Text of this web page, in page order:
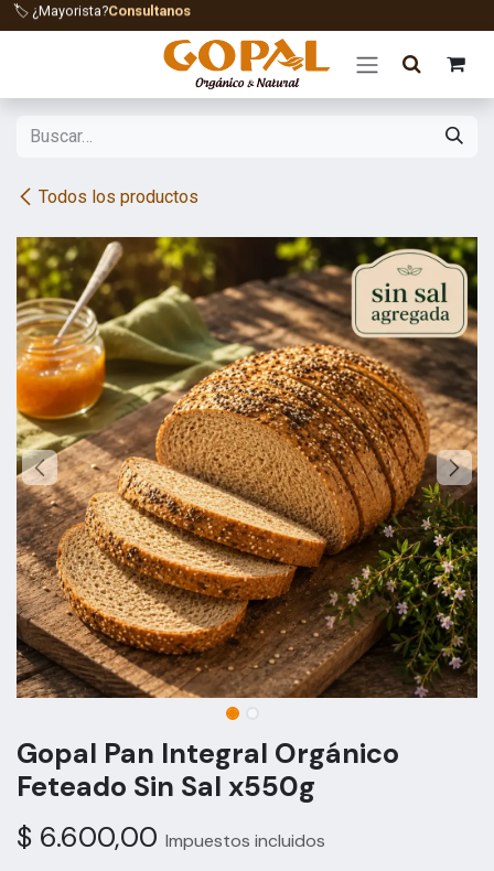
Ir al contenido
🏷️ ¿Mayorista?Consultanos
Todos los productos
Gopal Pan Integral Orgánico
Feteado Sin Sal x550g
$ 6.600,00 Impuestos incluidos